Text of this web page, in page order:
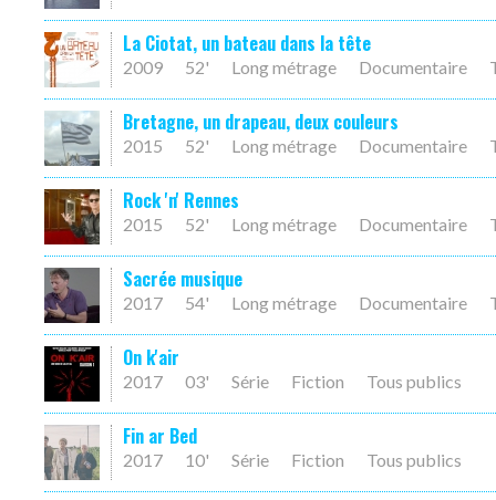
La Ciotat, un bateau dans la tête
2009 52' Long métrage Documentaire
Bretagne, un drapeau, deux couleurs
2015 52' Long métrage Documentaire
Rock 'n' Rennes
2015 52' Long métrage Documentaire
Sacrée musique
2017 54' Long métrage Documentaire
On k'air
2017 03' Série Fiction Tous publics
Fin ar Bed
2017 10' Série Fiction Tous publics